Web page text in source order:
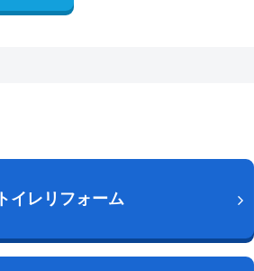
トイレリフォーム